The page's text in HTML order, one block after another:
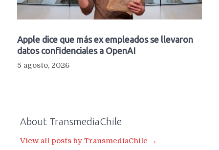
Apple dice que más ex empleados se llevaron
datos confidenciales a OpenAI
5 agosto, 2026
About TransmediaChile
View all posts by TransmediaChile →